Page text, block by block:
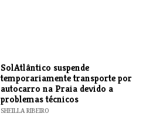
SolAtlântico suspende
temporariamente transporte por
autocarro na Praia devido a
problemas técnicos
SHEILLA RIBEIRO